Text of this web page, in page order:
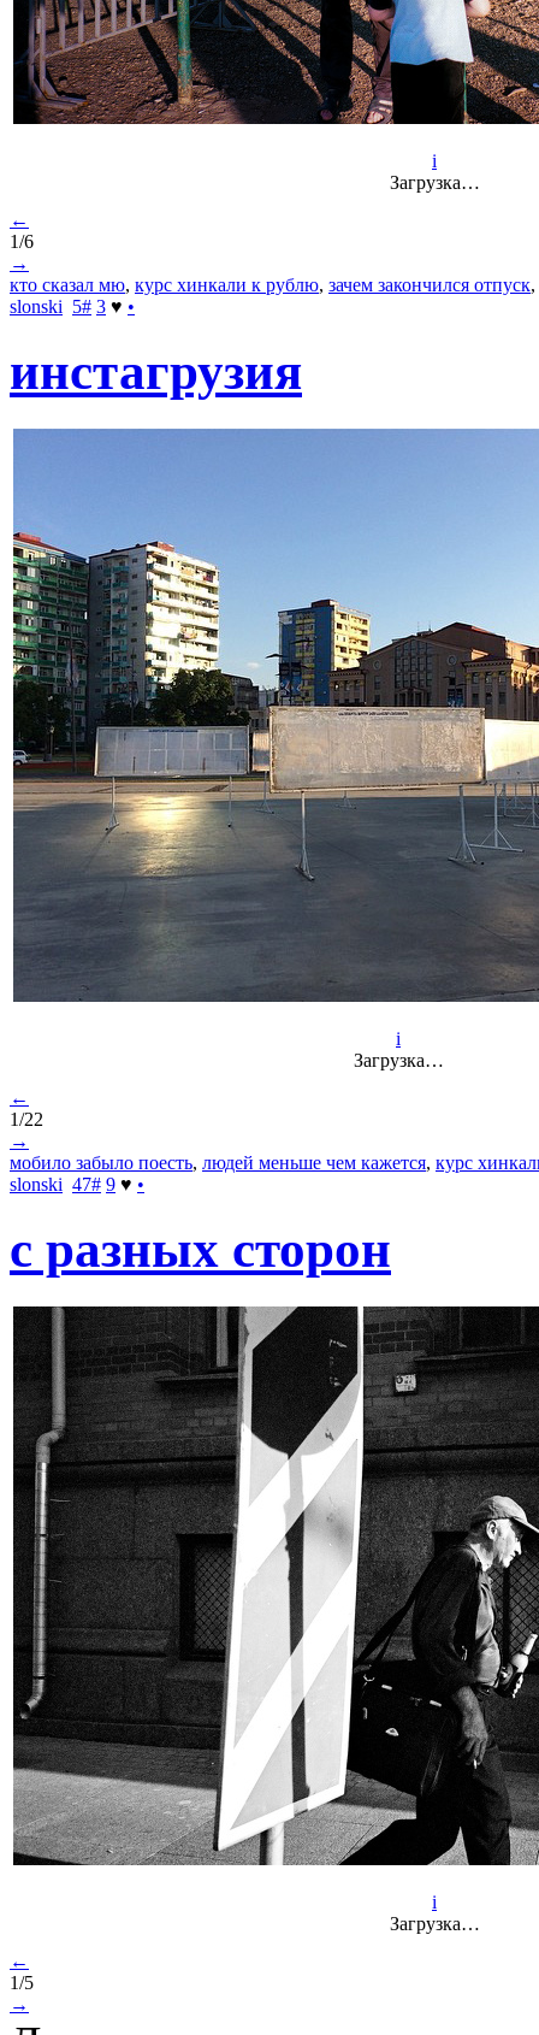
i
Загрузка…
←
1/6
→
кто сказал мю, курс хинкали к рублю, зачем закончился отпуск,
slonski 5# 3 ♥ •
инстагрузия
i
Загрузка…
←
1/22
→
мобило забыло поесть, людей меньше чем кажется, курс
slonski 47# 9 ♥ •
с разных сторон
i
Загрузка…
←
1/5
→